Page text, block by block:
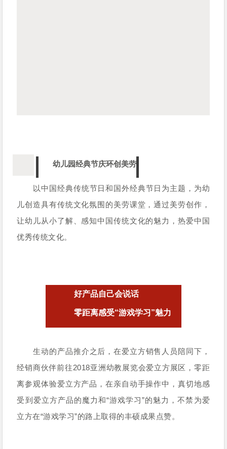
幼儿园经典节庆环创美劳
以中国经典传统节日和国外经典节日为主题，为幼
儿创造具有传统文化氛围的美劳课堂，通过美劳创作，
让幼儿从小了解、感知中国传统文化的魅力，热爱中国
优秀传统文化。
好产品自己会说话
零距离感受“游戏学习”魅力
生动的产品推介之后，在爱立方销售人员陪同下，
经销商伙伴前往2018亚洲幼教展览会爱立方展区，零距
离参观体验爱立方产品，在亲自动手操作中，真切地感
受到爱立方产品的魔力和“游戏学习”的魅力，不禁为爱
立方在“游戏学习”的路上取得的丰硕成果点赞。